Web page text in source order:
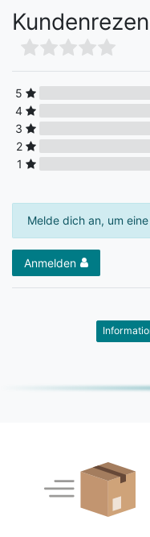
5
4
3
2
1
Melde dich an, um
Anmelden